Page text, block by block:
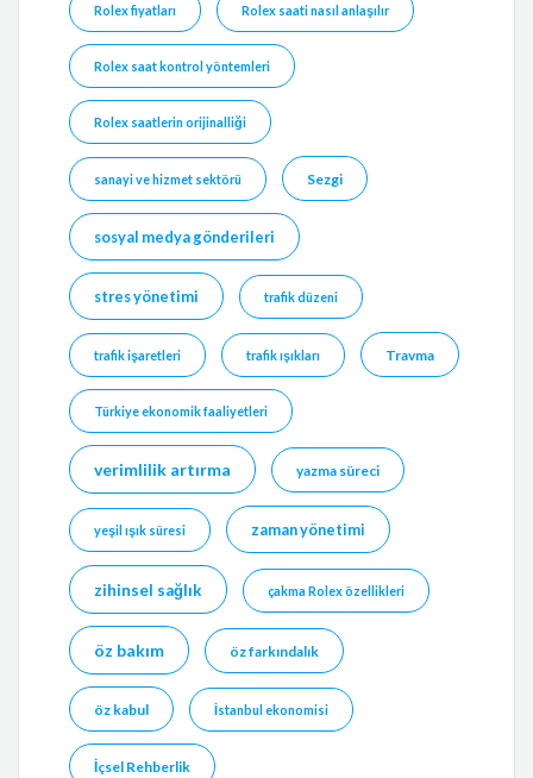
Rolex fiyatları Rolex saati nasıl anlaşılır
Rolex saat kontrol yöntemleri
Rolex saatlerin orijinalliği
sanayi ve hizmet sektörü Sezgi
sosyal medya gönderileri
stres yönetimi trafik düzeni
trafik işaretleri trafik ışıkları Travma
Türkiye ekonomik faaliyetleri
verimlilik artırma yazma süreci
yeşil ışık süresi zaman yönetimi
zihinsel sağlık çakma Rolex özellikleri
öz bakım öz farkındalık
öz kabul İstanbul ekonomisi
İçsel Rehberlik